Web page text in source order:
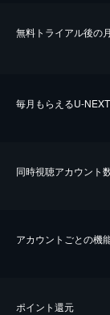
無料トライアル後の
毎⽉もらえるU-
同時視聴アカウント
アカウントごとの機
ポイント還元